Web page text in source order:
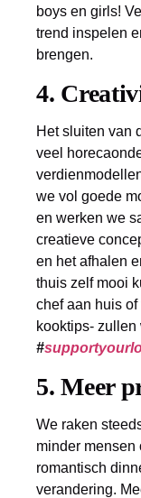
boys en girls!
trend inspelen
brengen.
4.
Het sluiten van
veel
we vol goede
en werken we
creatieve
en het afhalen
thuis zelf mooi
chef aan huis
kooktips- zullen
#
5. Meer
We raken
minder mensen
romantisch
verandering.